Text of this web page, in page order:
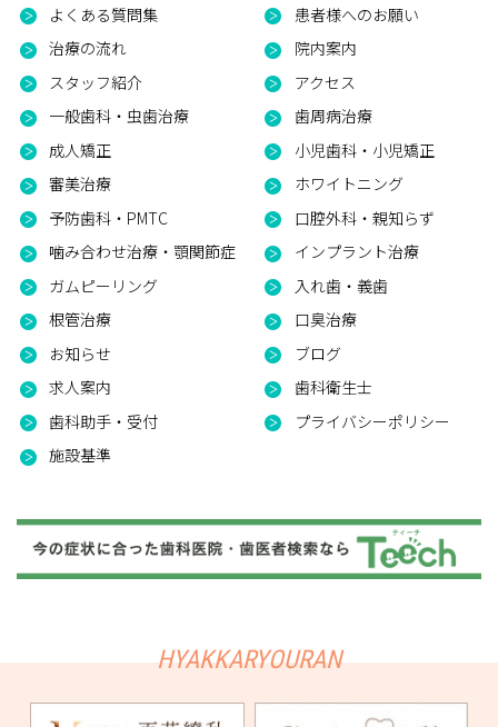
よくある質問集
患者様へのお願い
治療の流れ
院内案内
スタッフ紹介
アクセス
一般歯科・虫歯治療
歯周病治療
成人矯正
小児歯科・小児矯正
審美治療
ホワイトニング
予防歯科・PMTC
口腔外科・親知らず
噛み合わせ治療・顎関節症
インプラント治療
ガムピーリング
入れ歯・義歯
根管治療
口臭治療
お知らせ
ブログ
求人案内
歯科衛生士
歯科助手・受付
プライバシーポリシー
施設基準